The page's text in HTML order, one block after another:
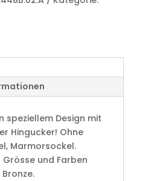
speziellem Design mit
Hingucker! Ohne
Marmorsockel.
und Farben